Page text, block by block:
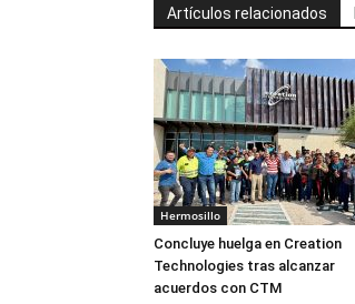
Artículos relacionados
Hermosillo
Concluye huelga en Creation
Technologies tras alcanzar
acuerdos con CTM